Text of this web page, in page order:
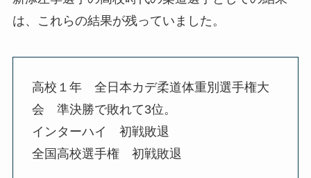
は、これらの結果が残っていました。
高校１年 全日本カデ柔道体重別選手権大
会 準決勝で敗れて3位。
インターハイ 初戦敗退
全国高校選手権 初戦敗退